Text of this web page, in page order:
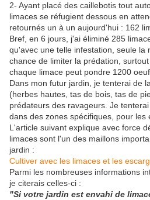
2- Ayant placé des caillebotis tout
limaces se réfugient dessous en
retournés un à un aujourd'hui : 162
Bref, en 6 jours, j'ai éliminé 285
qu'avec une telle infestation, seule la
chance de limiter la prédation,
chaque limace peut pondre 1200
Dans mon futur jardin, je tenterai de
(herbes hautes, tas de bois, tas de
prédateurs des ravageurs. Je
dans des zones spécifiques, pour les
L'article suivant explique avec force
limaces sont l'un des maillons
jardin :
Cultiver avec les limaces et les
Parmi les nombreuses informations
je citerais celles-ci :
"Si votre jardin est envahi de